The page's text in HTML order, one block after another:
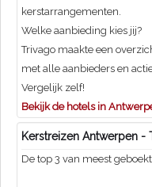
kerstarrangementen.
Welke aanbieding kies jij?
Trivago maakte een
met alle aanbieders en
Vergelijk zelf!
Bekijk de hotels in
Kerstreizen Antwerpen -
De top 3 van meest